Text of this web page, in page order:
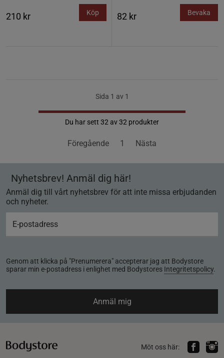
210 kr Köp 82 kr Bevaka
Sida 1 av 1
Du har sett 32 av 32 produkter
Föregående 1 Nästa
Nyhetsbrev! Anmäl dig här!
Anmäl dig till vårt nyhetsbrev för att inte missa erbjudanden
och nyheter.
Genom att klicka på "Prenumerera" accepterar jag att Bodystore
sparar min e-postadress i enlighet med Bodystores Integritetspolicy.
Anmäl mig
Möt oss här: